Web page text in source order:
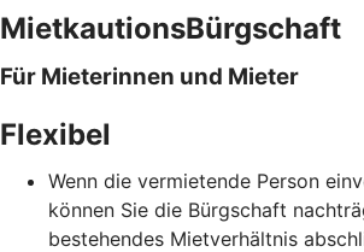
MietkautionsBürgschaft
Für Mieterinnen und Mieter
Flexibel
Wenn die vermietende Person
können Sie die Bürgschaft
bestehendes Mietverhältnis